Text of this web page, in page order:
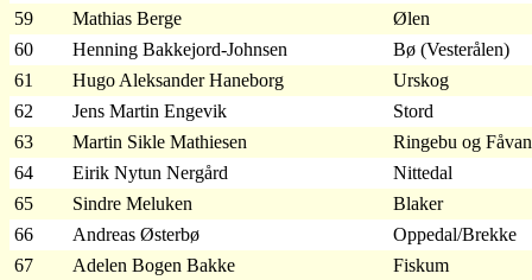
59
Mathias Berge
Ølen
60
Henning Bakkejord-Johnsen
Bø (Vesterålen)
61
Hugo Aleksander Haneborg
Urskog
62
Jens Martin Engevik
Stord
63
Martin Sikle Mathiesen
Ringebu og
64
Eirik Nytun Nergård
Nittedal
65
Sindre Meluken
Blaker
66
Andreas Østerbø
Oppedal/Brekke
67
Adelen Bogen Bakke
Fiskum